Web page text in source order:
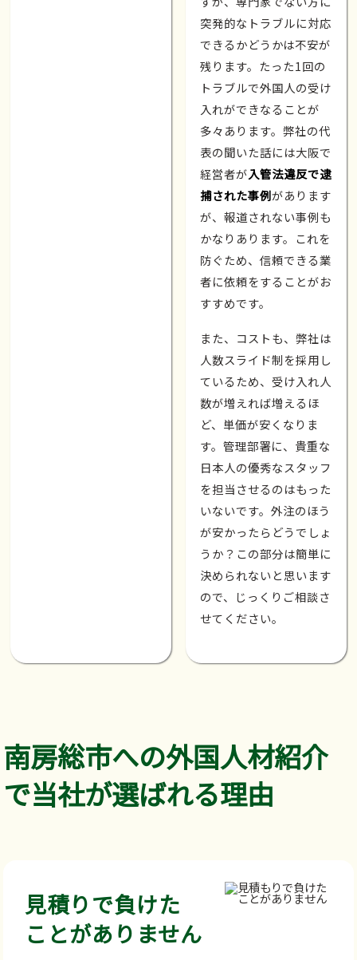
突発的なトラブルに対応
できるかどうかは不安が
残ります。たった1回の
トラブルで外国人の受け
入れができなることが
多々あります。弊社の代
表の聞いた話には大阪で
経営者が入管法違反で逮
捕された事例があります
が、報道されない事例も
かなりあります。これを
防ぐため、信頼できる業
者に依頼をすることがお
すすめです。
また、コストも、弊社は
人数スライド制を採用し
ているため、受け入れ人
数が増えれば増えるほ
ど、単価が安くなりま
す。管理部署に、貴重な
日本人の優秀なスタッフ
を担当させるのはもった
いないです。外注のほう
が安かったらどうでしょ
うか？この部分は簡単に
決められないと思います
ので、じっくりご相談さ
せてください。
南房総市への外国人材紹介
で当社が選ばれる理由
見積りで負けた
ことがありません